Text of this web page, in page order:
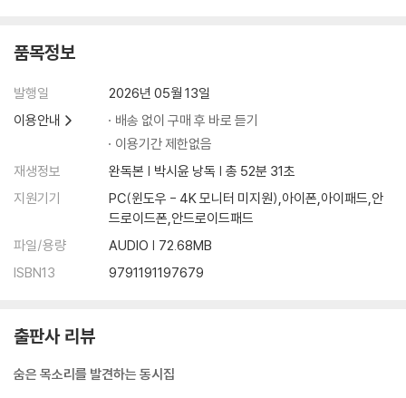
품목정보
발행일
2026년 05월 13일
이용안내
배송 없이 구매 후 바로 듣기
이용기간 제한없음
재생정보
완독본 | 박시윤 낭독 | 총 52분 31초
지원기기
PC(윈도우 - 4K 모니터 미지원),아이폰,아이패드,안
드로이드폰,안드로이드패드
파일/용량
AUDIO | 72.68MB
ISBN13
9791191197679
출판사 리뷰
숨은 목소리를 발견하는 동시집